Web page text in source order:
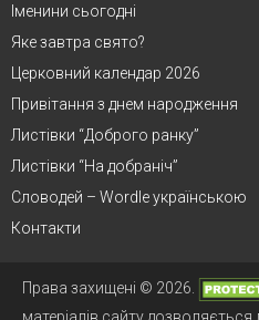
Іменини сьогодні
Яке завтра свято?
Церковний календар 2026
Привітання з днем народження
Листівки “Доброго ранку”
Листівки “На добраніч”
Словодей – Wordle українською
Контакти
Права захищені © 2026.